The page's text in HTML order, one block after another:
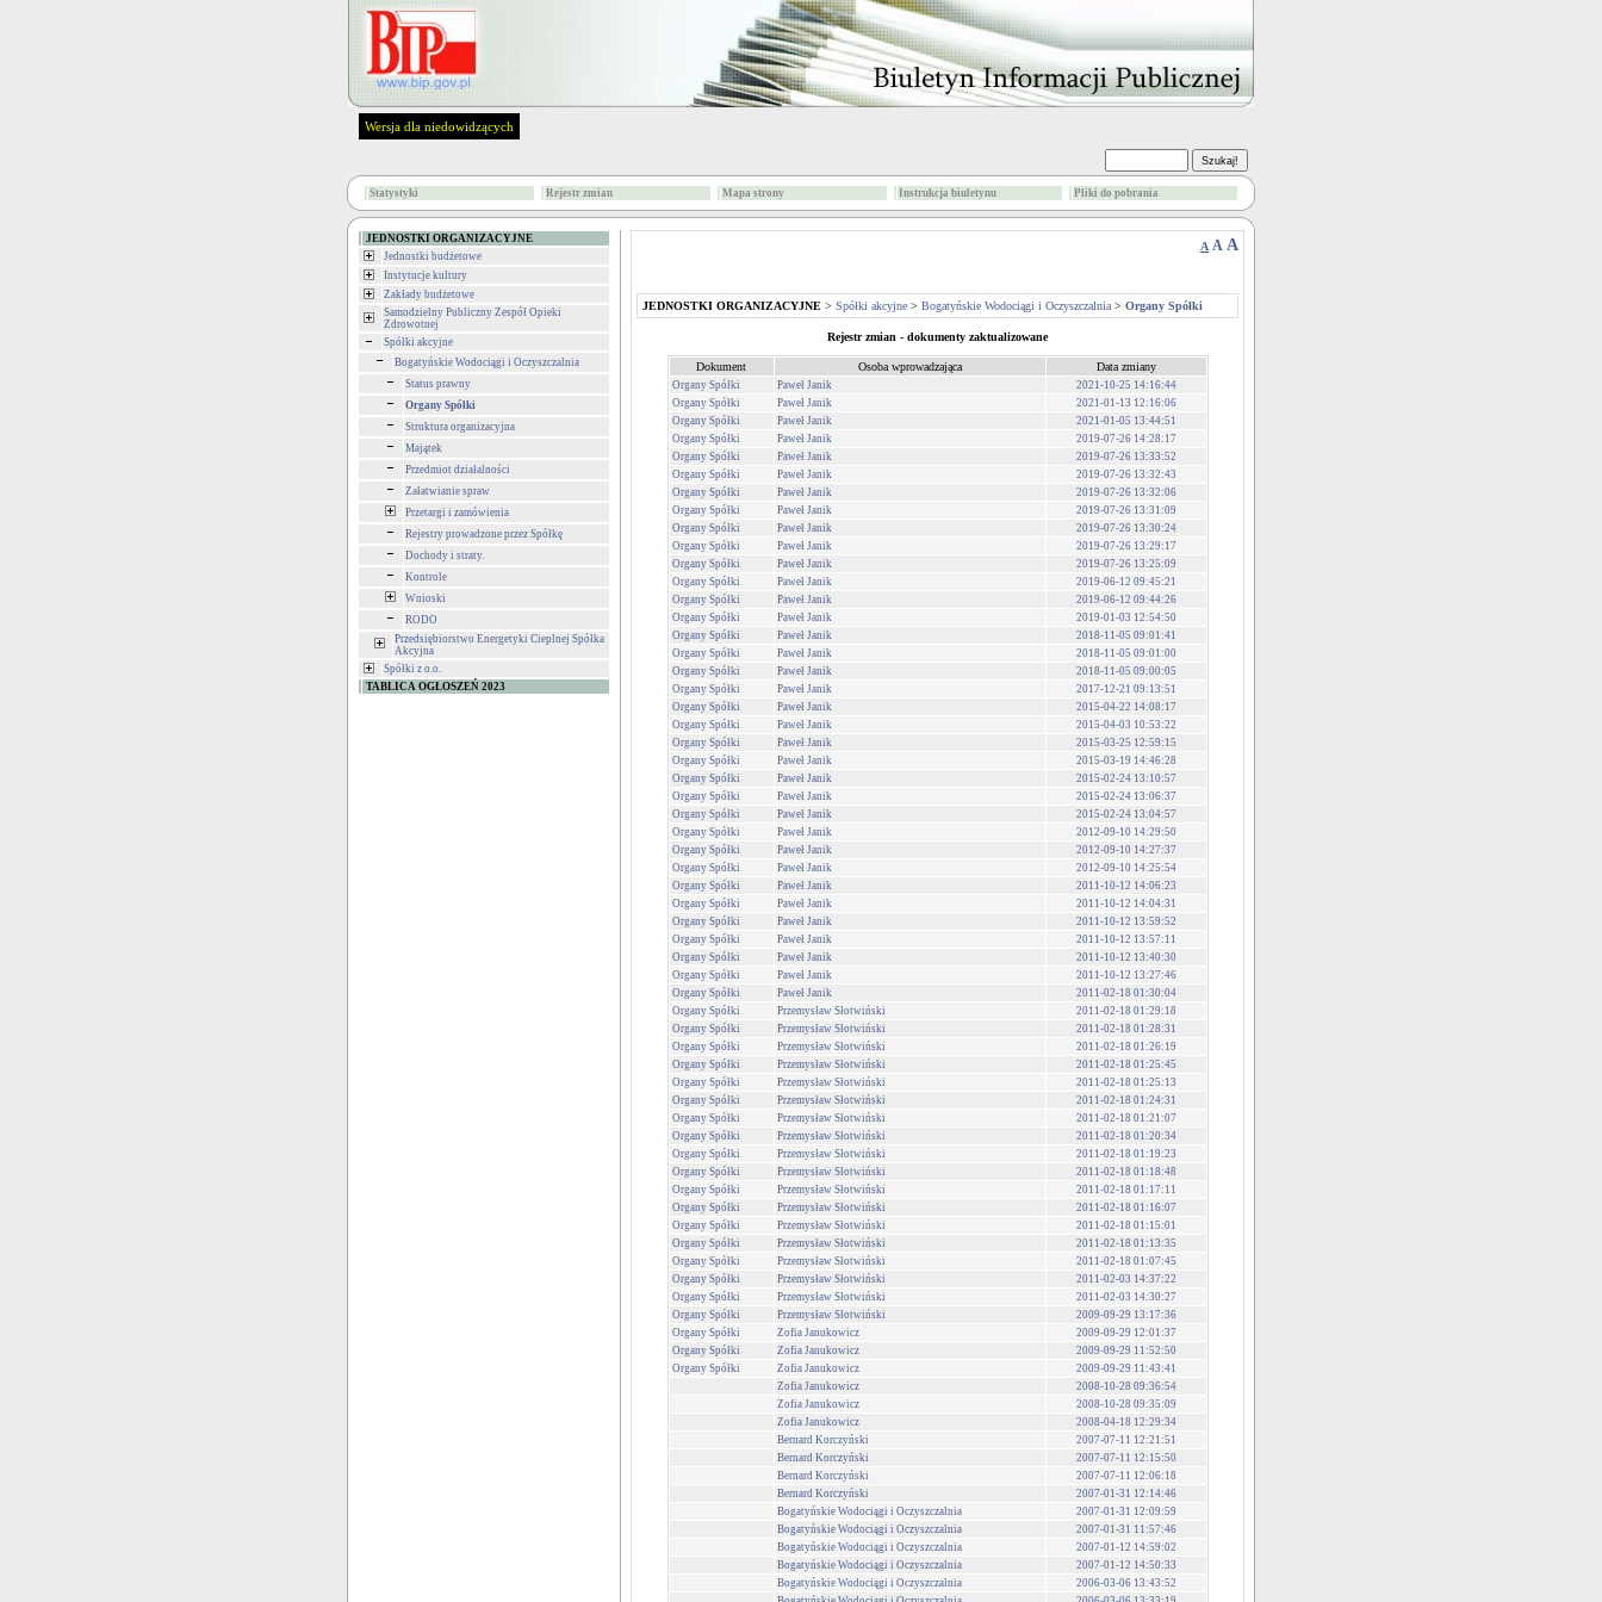
Wersja dla niedowidzących
Statystyki Rejestr zmian Mapa strony Instrukcja biuletynu Pliki do pobrania
JEDNOSTKI ORGANIZACYJNE
Jednostki budżetowe
Instytucje kultury
Zakłady budżetowe
Samodzielny Publiczny Zespół Opieki
Zdrowotnej
Spółki akcyjne
Bogatyńskie Wodociągi i Oczyszczalnia
Status prawny
Organy Spółki
Struktura organizacyjna
Majątek
Przedmiot działalności
Załatwianie spraw
Przetargi i zamówienia
Rejestry prowadzone przez Spółkę
Dochody i straty.
Kontrole
Wnioski
RODO
Przedsiębiorstwo Energetyki Cieplnej Spółka
Akcyjna
Spółki z o.o.
TABLICA OGŁOSZEŃ 2023
A A A
JEDNOSTKI ORGANIZACYJNE > Spółki akcyjne > Bogatyńskie Wodociągi i Oczyszczalnia > Organy Spółki
Rejestr zmian - dokumenty zaktualizowane
Dokument Osoba wprowadzająca Data zmiany
Organy Spółki Paweł Janik
2021-10-25 14:16:44
Organy Spółki
Paweł Janik
2021-01-13 12:16:06
Organy Spółki
Paweł Janik
2021-01-05 13:44:51
Organy Spółki
Paweł Janik
2019-07-26 14:28:17
Organy Spółki
Paweł Janik
2019-07-26 13:33:52
Organy Spółki
Paweł Janik
2019-07-26 13:32:43
Organy Spółki
Paweł Janik
2019-07-26 13:32:06
Organy Spółki
Paweł Janik
2019-07-26 13:31:09
Organy Spółki
Paweł Janik
2019-07-26 13:30:24
Organy Spółki
Paweł Janik
2019-07-26 13:29:17
Organy Spółki
Paweł Janik
2019-07-26 13:25:09
Organy Spółki
Paweł Janik
2019-06-12 09:45:21
Organy Spółki
Paweł Janik
2019-06-12 09:44:26
Organy Spółki
Paweł Janik
2019-01-03 12:54:50
Organy Spółki
Paweł Janik
2018-11-05 09:01:41
Organy Spółki
Paweł Janik
2018-11-05 09:01:00
Organy Spółki
Paweł Janik
2018-11-05 09:00:05
Organy Spółki
Paweł Janik
2017-12-21 09:13:51
Organy Spółki
Paweł Janik
2015-04-22 14:08:17
Organy Spółki
Paweł Janik
2015-04-03 10:53:22
Organy Spółki
Paweł Janik
2015-03-25 12:59:15
Organy Spółki
Paweł Janik
2015-03-19 14:46:28
Organy Spółki
Paweł Janik
2015-02-24 13:10:57
Organy Spółki
Paweł Janik
2015-02-24 13:06:37
Organy Spółki
Paweł Janik
2015-02-24 13:04:57
Organy Spółki
Paweł Janik
2012-09-10 14:29:50
Organy Spółki
Paweł Janik
2012-09-10 14:27:37
Organy Spółki
Paweł Janik
2012-09-10 14:25:54
Organy Spółki
Paweł Janik
2011-10-12 14:06:23
Organy Spółki
Paweł Janik
2011-10-12 14:04:31
Organy Spółki
Paweł Janik
2011-10-12 13:59:52
Organy Spółki
Paweł Janik
2011-10-12 13:57:11
Organy Spółki
Paweł Janik
2011-10-12 13:40:30
Organy Spółki
Paweł Janik
2011-10-12 13:27:46
Organy Spółki
Paweł Janik
2011-02-18 01:30:04
Organy Spółki
Przemysław Słotwiński
2011-02-18 01:29:18
Organy Spółki
Przemysław Słotwiński
2011-02-18 01:28:31
Organy Spółki
Przemysław Słotwiński
2011-02-18 01:26:19
Organy Spółki
Przemysław Słotwiński
2011-02-18 01:25:45
Organy Spółki
Przemysław Słotwiński
2011-02-18 01:25:13
Organy Spółki
Przemysław Słotwiński
2011-02-18 01:24:31
Organy Spółki
Przemysław Słotwiński
2011-02-18 01:21:07
Organy Spółki
Przemysław Słotwiński
2011-02-18 01:20:34
Organy Spółki
Przemysław Słotwiński
2011-02-18 01:19:23
Organy Spółki
Przemysław Słotwiński
2011-02-18 01:18:48
Organy Spółki
Przemysław Słotwiński
2011-02-18 01:17:11
Organy Spółki
Przemysław Słotwiński
2011-02-18 01:16:07
Organy Spółki
Przemysław Słotwiński
2011-02-18 01:15:01
Organy Spółki
Przemysław Słotwiński
2011-02-18 01:13:35
Organy Spółki
Przemysław Słotwiński
2011-02-18 01:07:45
Organy Spółki
Przemysław Słotwiński
2011-02-03 14:37:22
Organy Spółki
Przemysław Słotwiński
2011-02-03 14:30:27
Organy Spółki
Przemysław Słotwiński
2009-09-29 13:17:36
Organy Spółki
Zofia Janukowicz
2009-09-29 12:01:37
Organy Spółki
Zofia Janukowicz
2009-09-29 11:52:50
Organy Spółki
Zofia Janukowicz
2009-09-29 11:43:41
Zofia Janukowicz
2008-10-28 09:36:54
Zofia Janukowicz
2008-10-28 09:35:09
Zofia Janukowicz
2008-04-18 12:29:34
Bernard Korczyński
2007-07-11 12:21:51
Bernard Korczyński
2007-07-11 12:15:50
Bernard Korczyński
2007-07-11 12:06:18
Bernard Korczyński
2007-01-31 12:14:46
Bogatyńskie Wodociągi i Oczyszczalnia
2007-01-31 12:09:59
Bogatyńskie Wodociągi i Oczyszczalnia
2007-01-31 11:57:46
Bogatyńskie Wodociągi i Oczyszczalnia
2007-01-12 14:59:02
Bogatyńskie Wodociągi i Oczyszczalnia
2007-01-12 14:50:33
Bogatyńskie Wodociągi i Oczyszczalnia
2006-03-06 13:43:52